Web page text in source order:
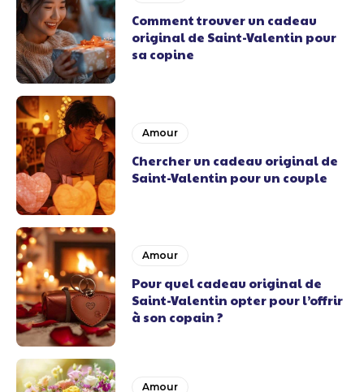
Comment trouver un cadeau
original de Saint-Valentin pour
sa copine
Amour
Chercher un cadeau original de
Saint-Valentin pour un couple
Amour
Pour quel cadeau original de
Saint-Valentin opter pour l’offrir
à son copain ?
Amour